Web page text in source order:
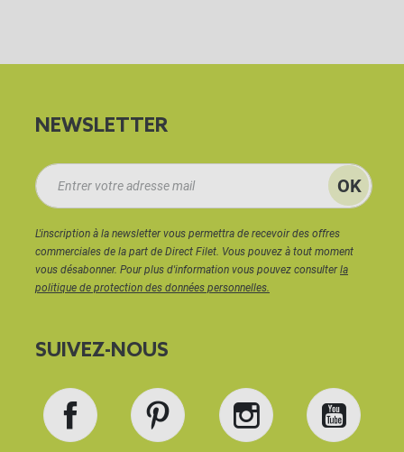
NEWSLETTER
L'inscription à la newsletter vous permettra de recevoir des offres
commerciales de la part de Direct Filet. Vous pouvez à tout moment
vous désabonner. Pour plus d'information vous pouvez consulterla
politique de protection des données personnelles.
SUIVEZ-NOUS